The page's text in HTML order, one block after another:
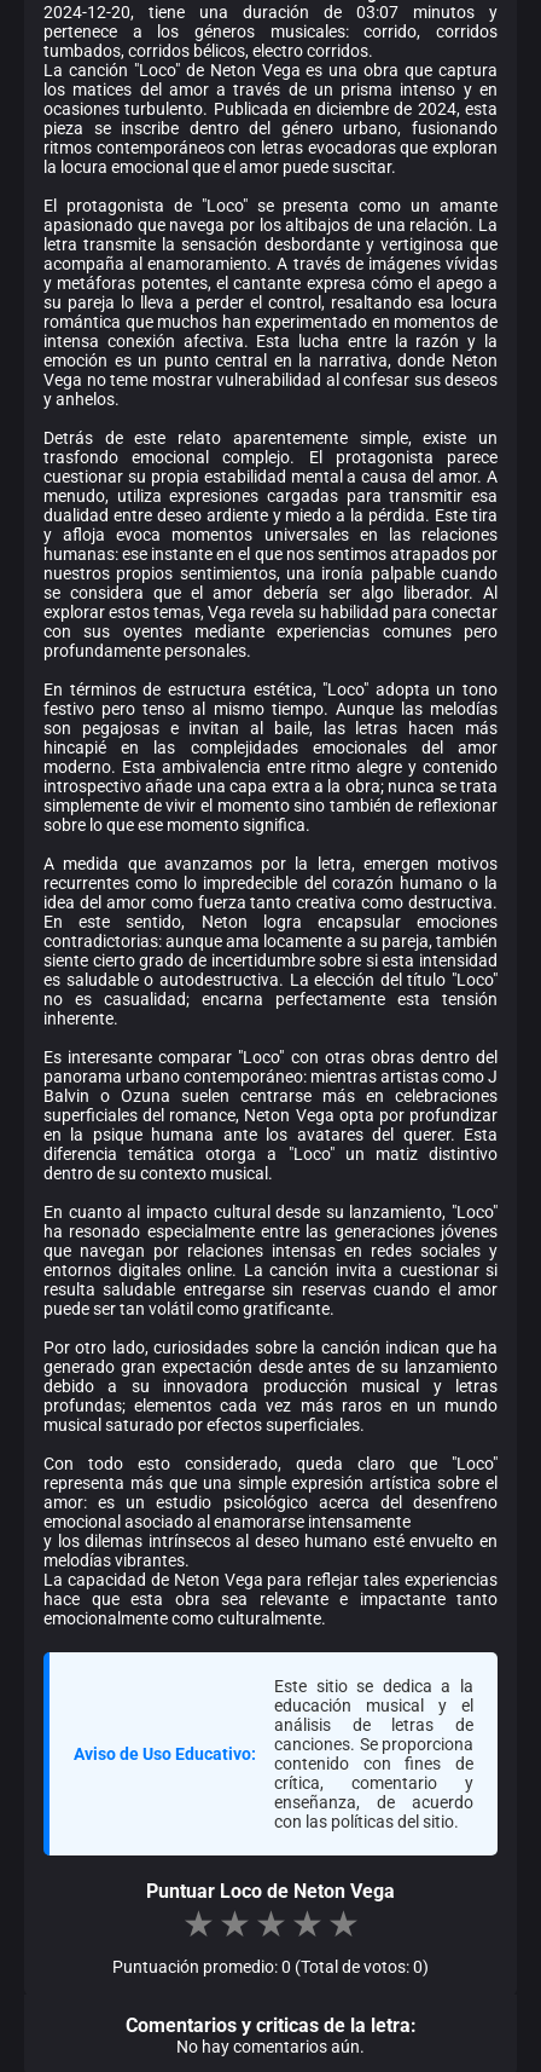
2024-12-20, tiene una duración de 03:07 minutos y
pertenece a los géneros musicales: corrido, corridos
tumbados, corridos bélicos, electro corridos.
La canción "Loco" de Neton Vega es una obra que captura
los matices del amor a través de un prisma intenso y en
ocasiones turbulento. Publicada en diciembre de 2024, esta
pieza se inscribe dentro del género urbano, fusionando
ritmos contemporáneos con letras evocadoras que exploran
la locura emocional que el amor puede suscitar.
El protagonista de "Loco" se presenta como un amante
apasionado que navega por los altibajos de una relación. La
letra transmite la sensación desbordante y vertiginosa que
acompaña al enamoramiento. A través de imágenes vívidas
y metáforas potentes, el cantante expresa cómo el apego a
su pareja lo lleva a perder el control, resaltando esa locura
romántica que muchos han experimentado en momentos de
intensa conexión afectiva. Esta lucha entre la razón y la
emoción es un punto central en la narrativa, donde Neton
Vega no teme mostrar vulnerabilidad al confesar sus deseos
y anhelos.
Detrás de este relato aparentemente simple, existe un
trasfondo emocional complejo. El protagonista parece
cuestionar su propia estabilidad mental a causa del amor. A
menudo, utiliza expresiones cargadas para transmitir esa
dualidad entre deseo ardiente y miedo a la pérdida. Este tira
y afloja evoca momentos universales en las relaciones
humanas: ese instante en el que nos sentimos atrapados por
nuestros propios sentimientos, una ironía palpable cuando
se considera que el amor debería ser algo liberador. Al
explorar estos temas, Vega revela su habilidad para conectar
con sus oyentes mediante experiencias comunes pero
profundamente personales.
En términos de estructura estética, "Loco" adopta un tono
festivo pero tenso al mismo tiempo. Aunque las melodías
son pegajosas e invitan al baile, las letras hacen más
hincapié en las complejidades emocionales del amor
moderno. Esta ambivalencia entre ritmo alegre y contenido
introspectivo añade una capa extra a la obra; nunca se trata
simplemente de vivir el momento sino también de reflexionar
sobre lo que ese momento significa.
A medida que avanzamos por la letra, emergen motivos
recurrentes como lo impredecible del corazón humano o la
idea del amor como fuerza tanto creativa como destructiva.
En este sentido, Neton logra encapsular emociones
contradictorias: aunque ama locamente a su pareja, también
siente cierto grado de incertidumbre sobre si esta intensidad
es saludable o autodestructiva. La elección del título "Loco"
no es casualidad; encarna perfectamente esta tensión
inherente.
Es interesante comparar "Loco" con otras obras dentro del
panorama urbano contemporáneo: mientras artistas como J
Balvin o Ozuna suelen centrarse más en celebraciones
superficiales del romance, Neton Vega opta por profundizar
en la psique humana ante los avatares del querer. Esta
diferencia temática otorga a "Loco" un matiz distintivo
dentro de su contexto musical.
En cuanto al impacto cultural desde su lanzamiento, "Loco"
ha resonado especialmente entre las generaciones jóvenes
que navegan por relaciones intensas en redes sociales y
entornos digitales online. La canción invita a cuestionar si
resulta saludable entregarse sin reservas cuando el amor
puede ser tan volátil como gratificante.
Por otro lado, curiosidades sobre la canción indican que ha
generado gran expectación desde antes de su lanzamiento
debido a su innovadora producción musical y letras
profundas; elementos cada vez más raros en un mundo
musical saturado por efectos superficiales.
Con todo esto considerado, queda claro que "Loco"
representa más que una simple expresión artística sobre el
amor: es un estudio psicológico acerca del desenfreno
emocional asociado al enamorarse intensamente
y los dilemas intrínsecos al deseo humano esté envuelto en
melodías vibrantes.
La capacidad de Neton Vega para reflejar tales experiencias
hace que esta obra sea relevante e impactante tanto
emocionalmente como culturalmente.
Aviso de Uso Educativo:
Este sitio se dedica a la
educación musical y el
análisis de letras de
canciones. Se proporciona
contenido con fines de
crítica, comentario y
enseñanza, de acuerdo
con las políticas del sitio.
Puntuar Loco de Neton Vega
★ ★ ★ ★ ★
Puntuación promedio: 0 (Total de votos: 0)
Comentarios y criticas de la letra:
No hay comentarios aún.